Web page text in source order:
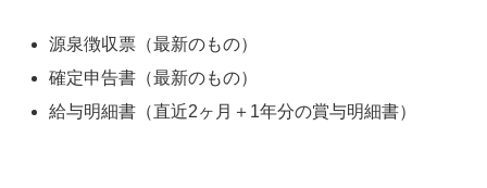
源泉徴収票（最新のもの）
確定申告書（最新のもの）
給与明細書（直近2ヶ月＋1年分の賞与明細書）